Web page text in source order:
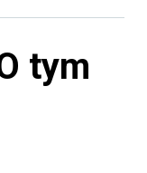
tym